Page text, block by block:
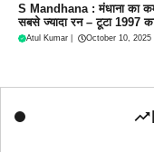
S Mandhana : मंधाना का
सबसे ज्यादा रन – टूटा 1997 का
Atul Kumar October 10, 2025